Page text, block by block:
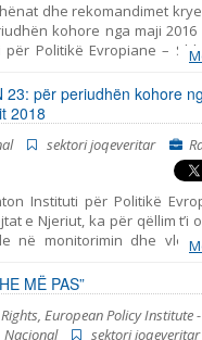
dhe rekomandimet
kohore nga maji 2016
Politikë Evropiane –
Pasqyra përfshin tri
parlamentare
pas zgjedhjeve dhe para
dhe - periudha nga
të vitit 2018. Raporti i
dhe jep rekomandime për
të detajuar të të gjitha
23: për periudhën kohore
2018
sektori joqeveritar
Instituti për Politikë
e Njeriut, ka për qëllim t’i
në monitorimin dhe
aderimi në BE –
një tërësi të vetme
të cilat
23 –
MË PAS”
European Policy Institute
Nacional
sektori joqeveritar